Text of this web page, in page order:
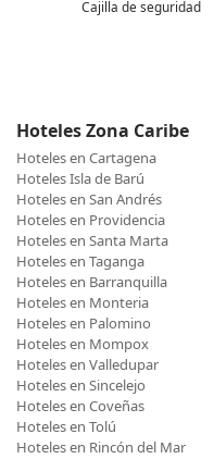
Cajilla de seguridad
Hoteles Zona Caribe
Hoteles en Cartagena
Hoteles Isla de Barú
Hoteles en San Andrés
Hoteles en Providencia
Hoteles en Santa Marta
Hoteles en Taganga
Hoteles en Barranquilla
Hoteles en Monteria
Hoteles en Palomino
Hoteles en Mompox
Hoteles en Valledupar
Hoteles en Sincelejo
Hoteles en Coveñas
Hoteles en Tolú
Hoteles en Rincón del Mar